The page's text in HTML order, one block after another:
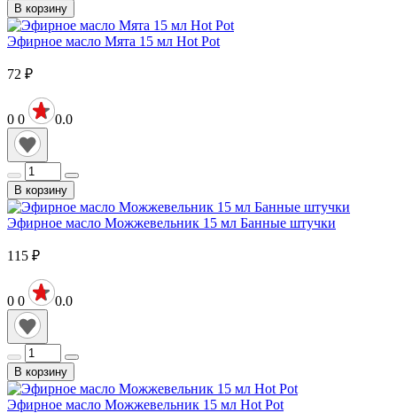
В корзину
Эфирное масло Мята 15 мл Hot Pot
72 ₽
0 0 0.0
В корзину
Эфирное масло Можжевельник 15 мл Банные штучки
115 ₽
0 0 0.0
В корзину
Эфирное масло Можжевельник 15 мл Hot Pot